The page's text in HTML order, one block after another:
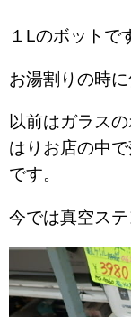
１Lのボット
お湯割りの時
以前はガラス
はりお店の中
です。
今では真空ステ